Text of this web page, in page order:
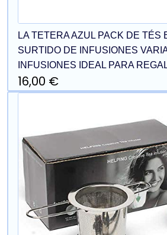
LA TETERA AZUL PACK DE TÉS
SURTIDO DE INFUSIONES
INFUSIONES IDEAL PARA
16,00 €